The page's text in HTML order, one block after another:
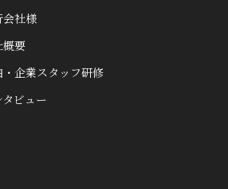
会社様
概要
・企業スタッフ研修
タビュー